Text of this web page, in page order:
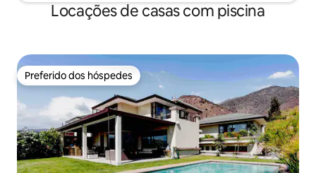
Locações de casas com piscina
Preferido dos hóspedes
Preferido dos hóspedes